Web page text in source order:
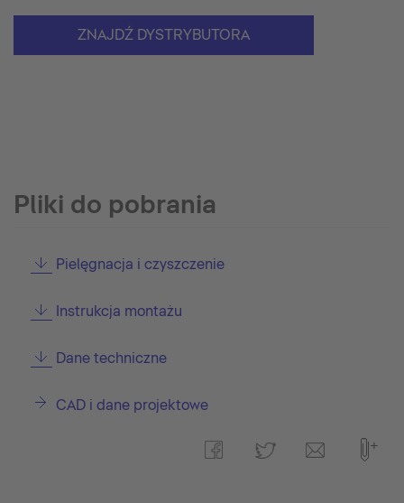
ZNAJDŹ DYSTRYBUTORA
Pliki do pobrania
Pielęgnacja i czyszczenie
Instrukcja montażu
Dane techniczne
CAD i dane projektowe